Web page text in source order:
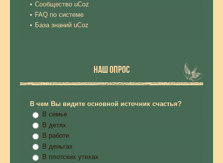
Сообщество uCoz
FAQ по системе
База знаний uCoz
НАШ ОПРОС
В чем Вы видите основной источник счастья?
В семье
В детях
В работе
В деньгах
В плотских утехах